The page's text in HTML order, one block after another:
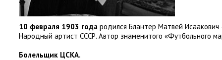
10 февраля 1903 года родился Блантер Матвей Исаакович
Народный артист СССР. Автор знаменитого «Футбольного
Болельщик ЦСКА.